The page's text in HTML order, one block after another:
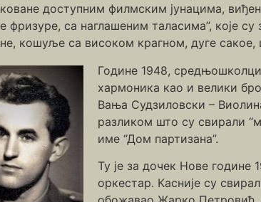
доступним филмским јунацима,
фризуре, са наглашеним таласима”, које
кошуље са високом крагном, дуге
Године 1948, средњошколци
хармоника као и велики
Вања Судзиловски –
разликом што су свирали
име “Дом партизана”.
Ту је за дочек Нове године
оркестар. Касније су